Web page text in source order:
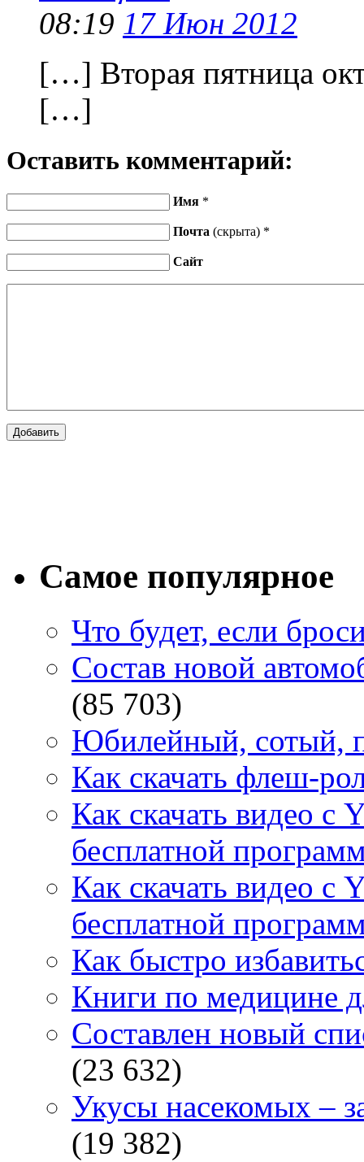
08:19 17 Июн 2012
[…] Вторая пятница
[…]
Оставить комментарий:
Имя *
Почта (скрыта) *
Сайт
Самое популярное
Что будет, если
Состав новой
(85 703)
Юбилейный, сотый,
Как скачать флеш-
Как скачать видео с
бесплатной
Как скачать видео с
бесплатной
Как быстро
Книги по медицине
Составлен новый
(23 632)
Укусы насекомых –
(19 382)